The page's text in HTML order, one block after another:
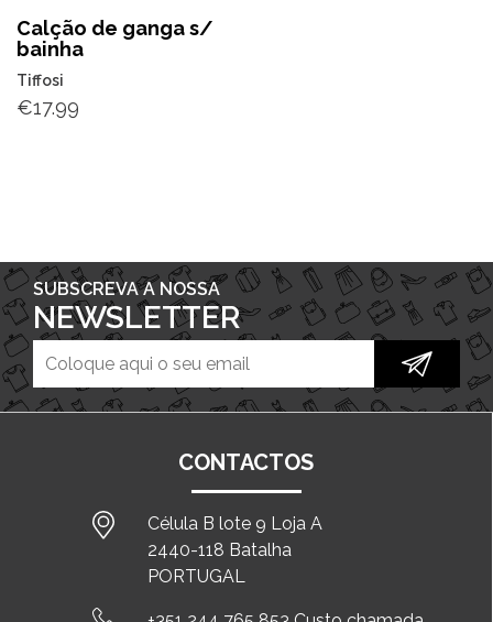
Calção de ganga s/
bainha
Tiffosi
€17.99
SUBSCREVA A NOSSA
NEWSLETTER
CONTACTOS
Célula B lote 9 Loja A
2440-118 Batalha
PORTUGAL